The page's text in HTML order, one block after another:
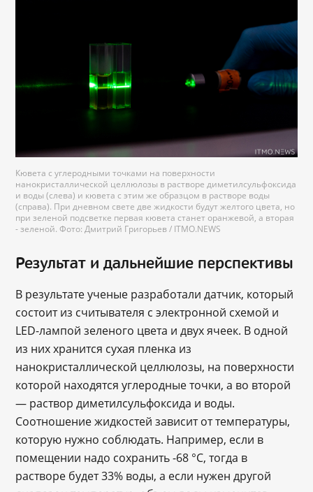
Кювета с углеродными точками на поверхности
нанокристаллической целлюлозы в растворе диметилсульфоксида
и воды (слева) и кювета с этим же образцом в растворе воды
(справа). При дневном свете две жидкости будут желтого цвета, но
при зеленой подсветке первая кювета станет оранжевой, а вторая
- зеленой. Фото: Дмитрий Григорьев / ITMO.NEWS
Результат и дальнейшие перспективы
В результате ученые разработали датчик, который
состоит из считывателя с электронной схемой и
LED-лампой зеленого цвета и двух ячеек. В одной
из них хранится сухая пленка из
нанокристаллической целлюлозы, на поверхности
которой находятся углеродные точки, а во второй
— раствор диметилсульфоксида и воды.
Соотношение жидкостей зависит от температуры,
которую нужно соблюдать. Например, если в
помещении надо сохранить -68 °C, тогда в
растворе будет 33% воды, а если нужен другой